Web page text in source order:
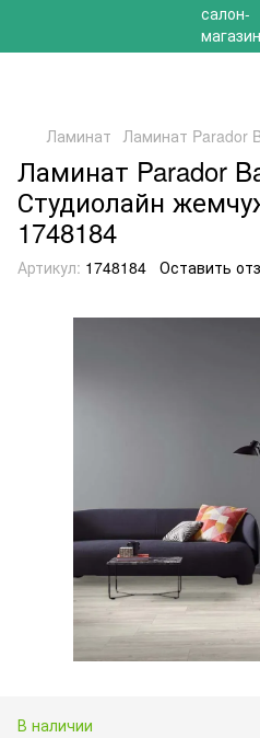
Ламинат Ламинат Parador
Ламинат Parador
Студиолайн
1748184
Артикул: 1748184 Оставить
В наличии